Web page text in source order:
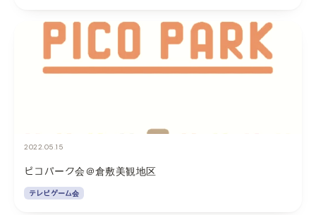
2022.05.15
ピコパーク会＠倉敷美観地区
テレビゲーム会